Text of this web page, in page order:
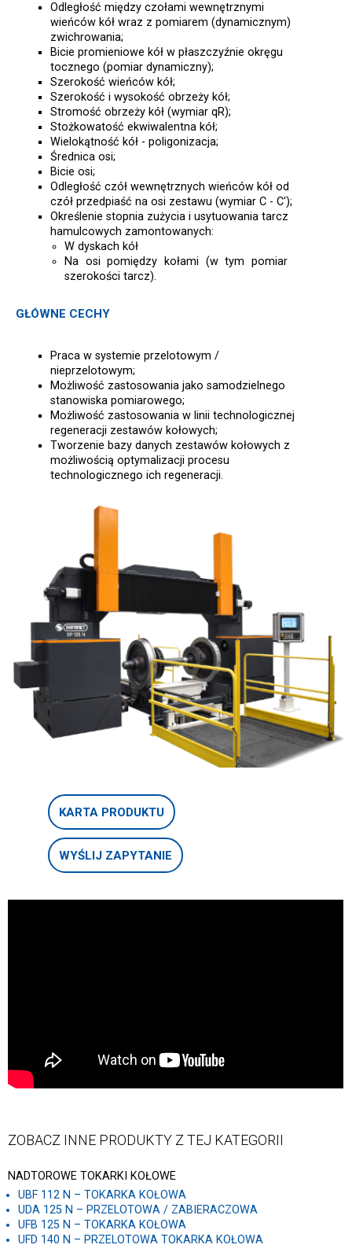
Odległość między czołami wewnętrznymi
wieńców kół wraz z pomiarem (dynamicznym)
zwichrowania;
Bicie promieniowe kół w płaszczyźnie okręgu
tocznego (pomiar dynamiczny);
Szerokość wieńców kół;
Szerokość i wysokość obrzeży kół;
Stromość obrzeży kół (wymiar qR);
Stożkowatość ekwiwalentna kół;
Wielokątność kół - poligonizacja;
Średnica osi;
Bicie osi;
Odległość czół wewnętrznych wieńców kół od
czół przedpiaść na osi zestawu (wymiar C - C');
Określenie stopnia zużycia i usytuowania tarcz
hamulcowych zamontowanych:
W dyskach kół
Na osi pomiędzy kołami (w tym pomiar
szerokości tarcz).
GŁÓWNE CECHY
Praca w systemie przelotowym /
nieprzelotowym;
Możliwość zastosowania jako samodzielnego
stanowiska pomiarowego;
Możliwość zastosowania w linii technologicznej
regeneracji zestawów kołowych;
Tworzenie bazy danych zestawów kołowych z
możliwością optymalizacji procesu
technologicznego ich regeneracji.
KARTA PRODUKTU
WYŚLIJ ZAPYTANIE
ZOBACZ INNE PRODUKTY Z TEJ KATEGORII
NADTOROWE TOKARKI KOŁOWE
UBF 112 N – TOKARKA KOŁOWA
UDA 125 N – PRZELOTOWA / ZABIERACZOWA
UFB 125 N – TOKARKA KOŁOWA
UFD 140 N – PRZELOTOWA TOKARKA KOŁOWA